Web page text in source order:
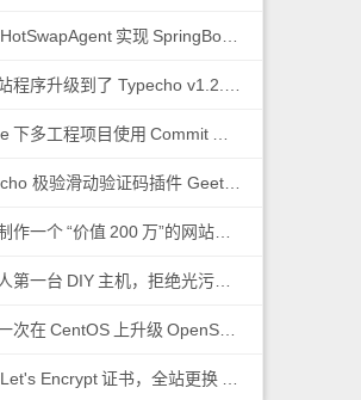
HotSwapAgent 实现 SpringBoot
下多工程项目使用 Commit
作一个“价值 200万”的网站图标
第一台 DIY 主机，拒绝光污染！
次在CentOS 上升级 OpenSSL
Let's Encrypt证书，全站更换